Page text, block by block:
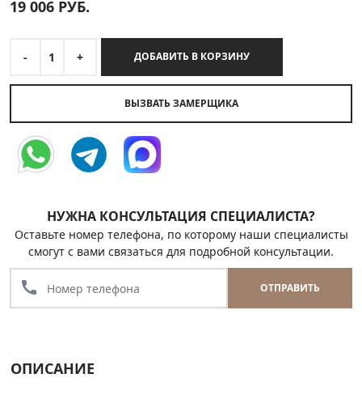
19 006 РУБ.
- 1 + ДОБАВИТЬ В КОРЗИНУ
ВЫЗВАТЬ ЗАМЕРЩИКА
НУЖНА КОНСУЛЬТАЦИЯ СПЕЦИАЛИСТА?
Оставьте номер телефона, по которому наши специалисты
смогут с вами связаться для подробной консультации.
call ОТПРАВИТЬ
ОПИСАНИЕ